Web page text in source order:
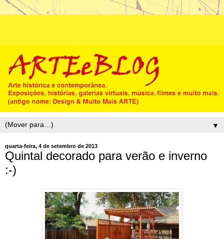
▼
quarta-feira, 4 de setembro de 2013
Quintal decorado para verão e inverno
:-)